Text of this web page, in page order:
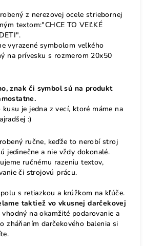
z nerezovej ocele striebornej
textom:"CHCE TO VEĽKÉ
vyrazené symbolom veľkého
na prívesku s rozmerom 20x50
znak či symbol sú na produkt
kusu je jedna z vecí, ktoré máme na
:)
ručne, keďže to nerobí stroj
jedinečne a nie vždy dokonalé.
ručnému razeniu textov,
či strojovú prácu.
s retiazkou a krúžkom na kľúče.
taktiež vo vkusnej darčekovej
na okamžité podarovanie a
zháňaním darčekového balenia si